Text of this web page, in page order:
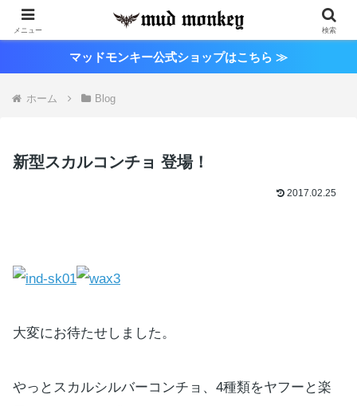
マッドモンキー公式ショップはこちら ≫
ホーム Blog
新型スカルコンチョ 登場！
2017.02.25
大変にお待たせしました。
やっとスカルシルバーコンチョ、4種類をヤフーと楽
メニュー 検索